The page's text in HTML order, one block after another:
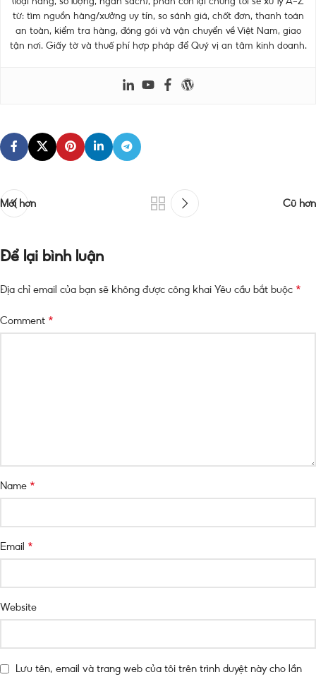
từ: tìm nguồn hàng/xưởng uy tín, so sánh giá, chốt đơn, thanh toán
an toàn, kiểm tra hàng, đóng gói và vận chuyển về Việt Nam, giao
tận nơi. Giấy tờ và thuế phí hợp pháp để Quý vị an tâm kinh doanh.
Mới hơn Cũ hơn
Để lại bình luận
Địa chỉ email của bạn sẽ không được công khai Yêu cầu bắt buộc *
Comment *
Name *
Email *
Website
Lưu tên, email và trang web của tôi trên trình duyệt này cho lần